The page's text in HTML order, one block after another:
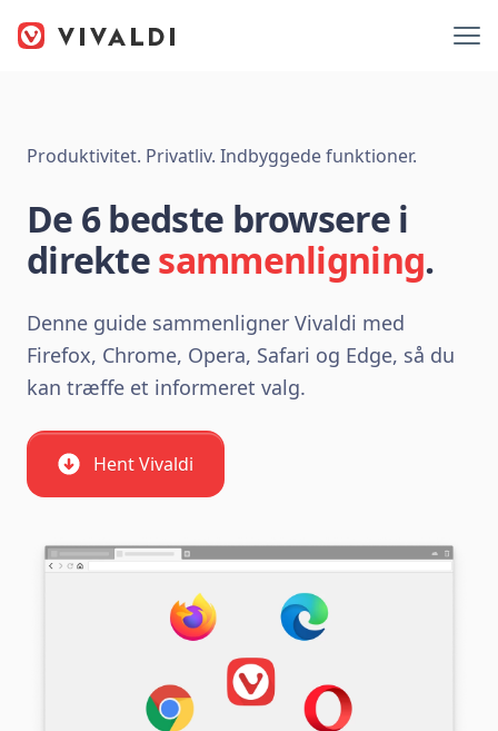
Produktivitet. Privatliv. Indbyggede funktioner.
De 6 bedste browsere i
direktesammenligning.
Denne guide sammenligner Vivaldi med
Firefox, Chrome, Opera, Safari og Edge, så du
kan træffe et informeret valg.
Hent Vivaldi